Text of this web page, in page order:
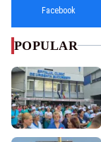
Facebook
POPULAR